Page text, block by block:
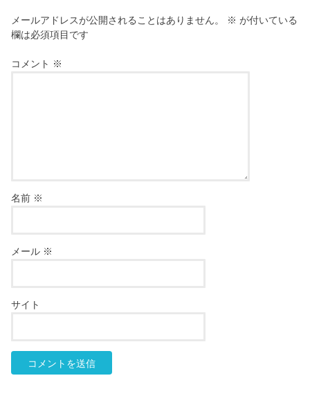
メールアドレスが公開されることはありません。 ※ が付いている
欄は必須項目です
コメント ※
名前 ※
メール ※
サイト